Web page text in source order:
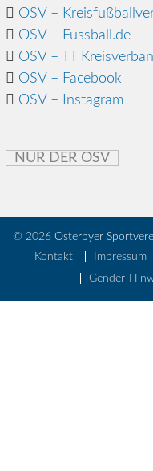
OSV –
OSV – Fussball.de
OSV – TT
OSV – Facebook
OSV – Instagram
NUR DER OSV
© 2026 Osterbyer
Kontakt
Impressum
Gender-